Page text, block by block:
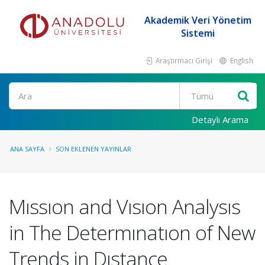
Akademik Veri Yönetim
Sistemi
Araştırmacı Girişi English
Ara
Detaylı Arama
ANA SAYFA SON EKLENEN YAYINLAR
Mıssıon and Vısıon Analysıs
in The Determınatıon of New
Trends in Dıstance